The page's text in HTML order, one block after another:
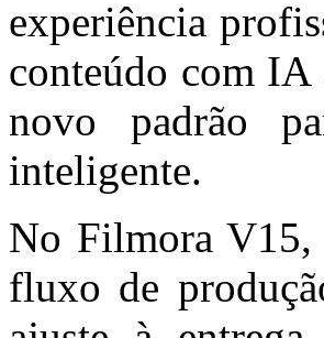
experiência
conteúdo com
novo padrão
inteligente.
No Filmora V15,
fluxo de